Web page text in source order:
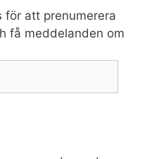
att prenumerera
få meddelanden om